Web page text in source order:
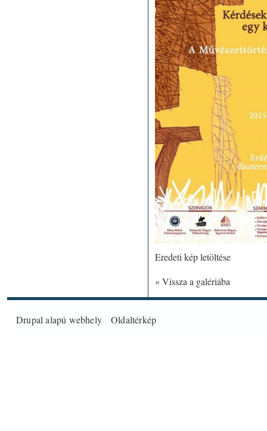
Eredeti kép letöltése
« Vissza a galériába
Drupalalapú webhely Oldaltérkép